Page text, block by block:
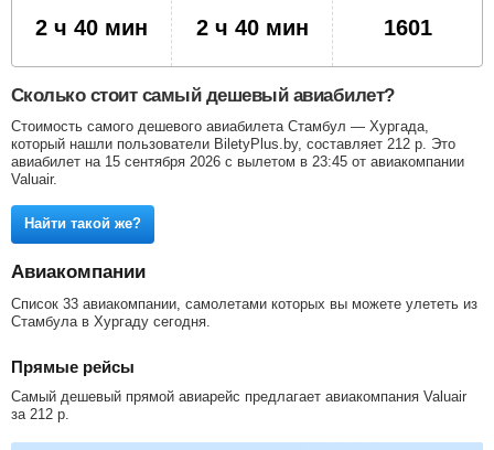
2 ч 40 мин 2 ч 40 мин 1601
Сколько стоит самый дешевый авиабилет?
Стоимость самого дешевого авиабилета Стамбул — Хургада,
который нашли пользователи BiletyPlus.by, составляет 212 р . Это
авиабилет на 15 сентября 2026 с вылетом в 23:45 от авиакомпании
Valuair.
Найти такой же?
Авиакомпании
Список 33 авиакомпании, самолетами которых вы можете улететь из
Стамбула в Хургаду сегодня.
Прямые рейсы
Самый дешевый прямой авиарейс предлагает авиакомпания Valuair
за 212 р